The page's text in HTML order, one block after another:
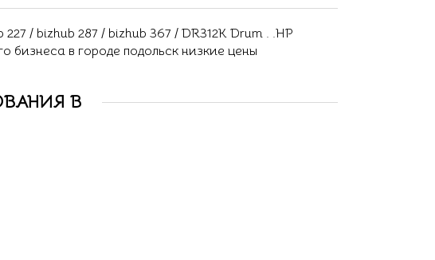
/ bizhub 287 / bizhub 367 / DR312K Drum . .HP
бизнеса в городе подольск низкие цены
В